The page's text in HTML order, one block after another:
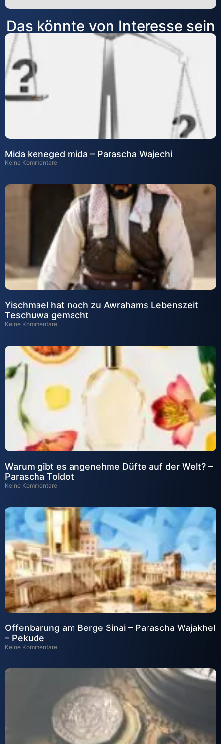
Alternative:
Das könnte von Interesse sein
Mida keneged mida – Parascha Wajechi
Keine Kommentare
Yischmael hat noch zu Awrahams Lebenszeit
Teschuwa gemacht
Keine Kommentare
Warum gibt es angenehme Düfte auf der Welt? –
Parascha Toldot
Keine Kommentare
Offenbarung am Berge Sinai – Parascha Wajakhel
– Pekude
Keine Kommentare